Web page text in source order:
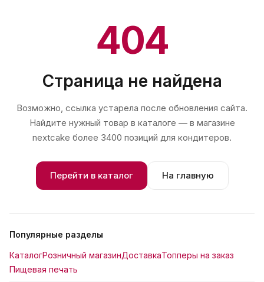
404
Страница не найдена
Возможно, ссылка устарела после обновления сайта.
Найдите нужный товар в каталоге — в магазине
nextcake более 3400 позиций для кондитеров.
Перейти в каталог На главную
Популярные разделы
КаталогРозничный магазинДоставкаТопперы на заказ
Пищевая печать